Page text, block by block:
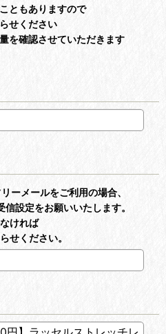
ともありますので
せください
を確認させていただきます
ーメールをご利用の場合、
設定をお願いいたします。
ければ
せください。